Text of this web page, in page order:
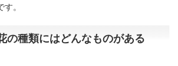
。
の種類にはどんなものがある